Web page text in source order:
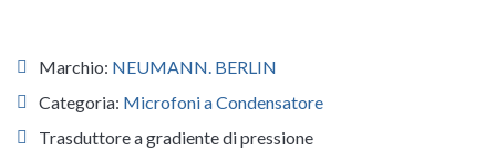
Marchio: NEUMANN. BERLIN
Categoria: Microfoni a Condensatore
Trasduttore a gradiente di pressione